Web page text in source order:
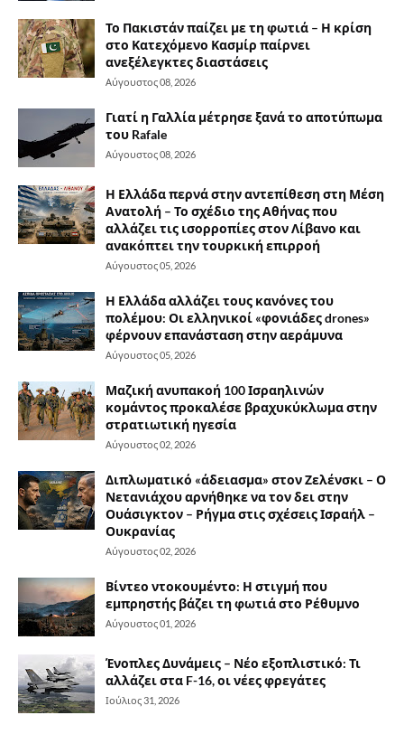
Το Πακιστάν παίζει με τη φωτιά – Η κρίση
στο Κατεχόμενο Κασμίρ παίρνει
ανεξέλεγκτες διαστάσεις
Αύγουστος 08, 2026
Γιατί η Γαλλία μέτρησε ξανά το αποτύπωμα
του Rafale
Αύγουστος 08, 2026
Η Ελλάδα περνά στην αντεπίθεση στη Μέση
Ανατολή – Το σχέδιο της Αθήνας που
αλλάζει τις ισορροπίες στον Λίβανο και
ανακόπτει την τουρκική επιρροή
Αύγουστος 05, 2026
Η Ελλάδα αλλάζει τους κανόνες του
πολέμου: Οι ελληνικοί «φονιάδες drones»
φέρνουν επανάσταση στην αεράμυνα
Αύγουστος 05, 2026
Μαζική ανυπακοή 100 Ισραηλινών
κομάντος προκαλέσε βραχυκύκλωμα στην
στρατιωτική ηγεσία
Αύγουστος 02, 2026
Διπλωματικό «άδειασμα» στον Ζελένσκι – Ο
Νετανιάχου αρνήθηκε να τον δει στην
Ουάσιγκτον – Ρήγμα στις σχέσεις Ισραήλ –
Ουκρανίας
Αύγουστος 02, 2026
Βίντεο ντοκουμέντο: Η στιγμή που
εμπρηστής βάζει τη φωτιά στο Ρέθυμνο
Αύγουστος 01, 2026
Ένοπλες Δυνάμεις – Νέο εξοπλιστικό: Τι
αλλάζει στα F-16, οι νέες φρεγάτες
Ιούλιος 31, 2026